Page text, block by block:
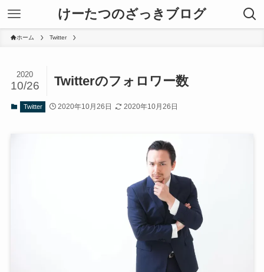
けーたつのざっきブログ
ホーム Twitter
Twitterのフォロワー数
2020
10/26
Twitter 2020年10月26日 2020年10月26日